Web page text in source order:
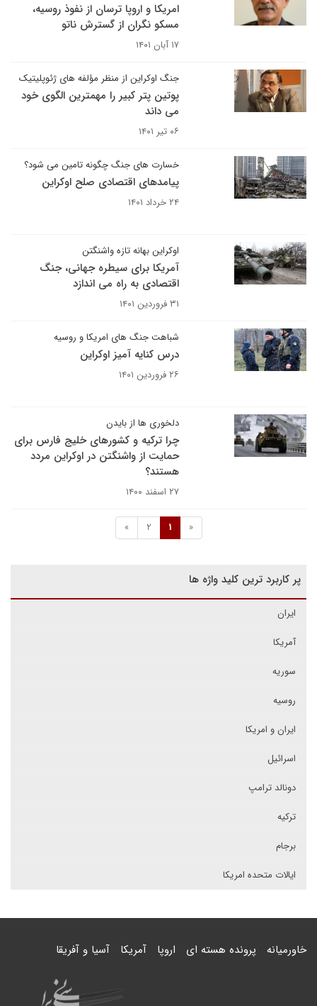
امریکا و اروپا ترسان از نفوذ روسیه،
مسکو نگران از گسترش ناتو
۱۷ آبان ۱۴۰۱
جنگ اوکراین از منظر مؤلفه های ژئوپلیتیک
پوتین پتر کبیر را مهمترین الگوی خود
می داند
۰۶ تیر ۱۴۰۱
خسارت های جنگ چگونه تامین می شود؟
پیامدهای اقتصادی صلح اوکراین
۲۴ خرداد ۱۴۰۱
اوکراین بهانه تازه واشنگتن
آمریکا برای سیطره جهانی، جنگ
اقتصادی به راه می اندازد
۳۱ فروردین ۱۴۰۱
شباهت جنگ های امریکا و روسیه
درس کنایه آمیز اوکراین
۲۶ فروردین ۱۴۰۱
دلخوری ها از بایدن
چرا ترکیه و کشورهای خلیج فارس برای
حمایت از واشنگتن در اوکراین مردد
هستند؟
۲۷ اسفند ۱۴۰۰
«
1
2
»
پر کاربرد ترین کلید واژه ها
ایران
آمریکا
سوریه
روسیه
ایران و امریکا
اسرائیل
دونالد ترامپ
ترکیه
برجام
ایالات متحده امریکا
خاورمیانه پرونده هسته ای اروپا آمریکا آسیا و آفریقا